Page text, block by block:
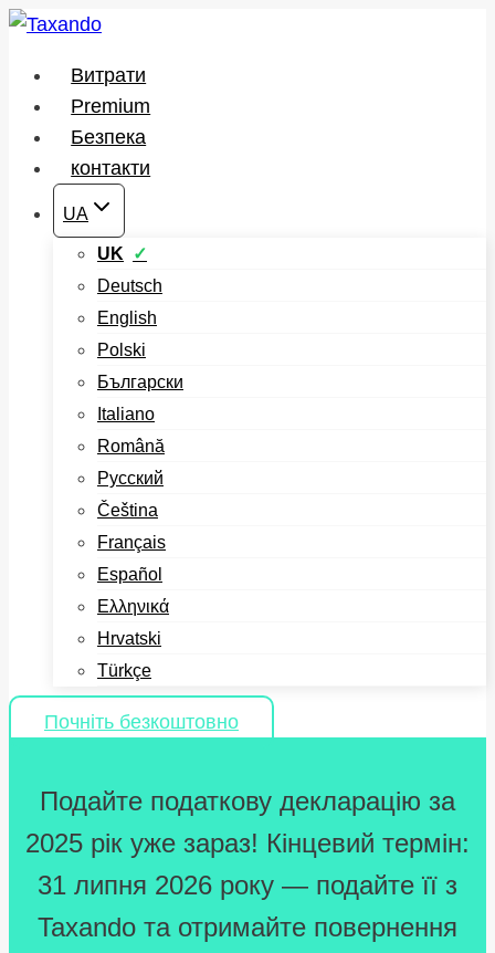
Перейти
вмісту
Витрати
Premium
Безпека
контакти
UA
UK
Deutsch
English
Polski
Български
Italiano
Română
Русский
Čeština
Français
Español
Ελληνικά
Hrvatski
Türkçe
Почніть безкоштовно
Подайте податкову декларацію за
2025 рік уже зараз! Кінцевий термін:
31 липня 2026 року — подайте її з
Taxando та отримайте повернення